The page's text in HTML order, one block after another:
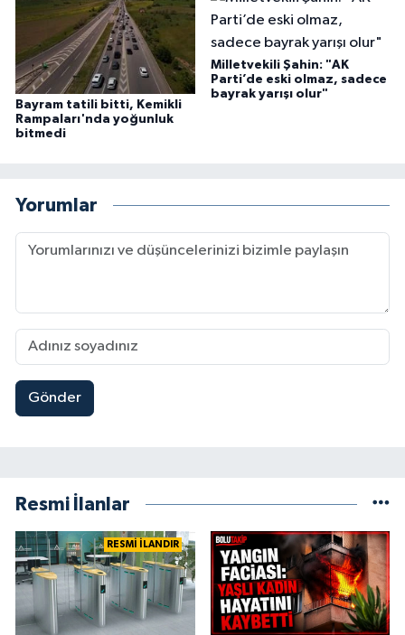
Bayram tatili bitti, Kemikli
Rampaları'nda yoğunluk
bitmedi
Milletvekili Şahin: "AK
Parti’de eski olmaz, sadece
bayrak yarışı olur"
Yorumlar
Gönder
Resmi İlanlar
RESMİ İLANDIR